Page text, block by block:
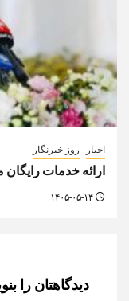
اخبار روز خبرنگار
ارائه خدمات
دیدگاهتان را